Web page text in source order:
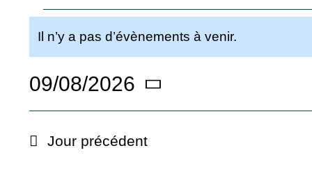
Évènements
for
9
Notice
Il n’y a pas d’évènements à venir.
09/08/2026
Sélectionnez
une
date.
Jour précédent